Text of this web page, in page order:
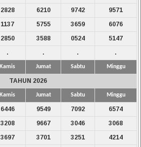
2828 6210 9742
9571
1137 5755 3659
6076
2850 3588 0524
5147
. . . .
Kamis Jumat Sabtu Minggu
TAHUN 2026
Kamis Jumat Sabtu Minggu
6446 9549 7092
6574
3208 9667 3046
3068
3697 3701 3251
4214